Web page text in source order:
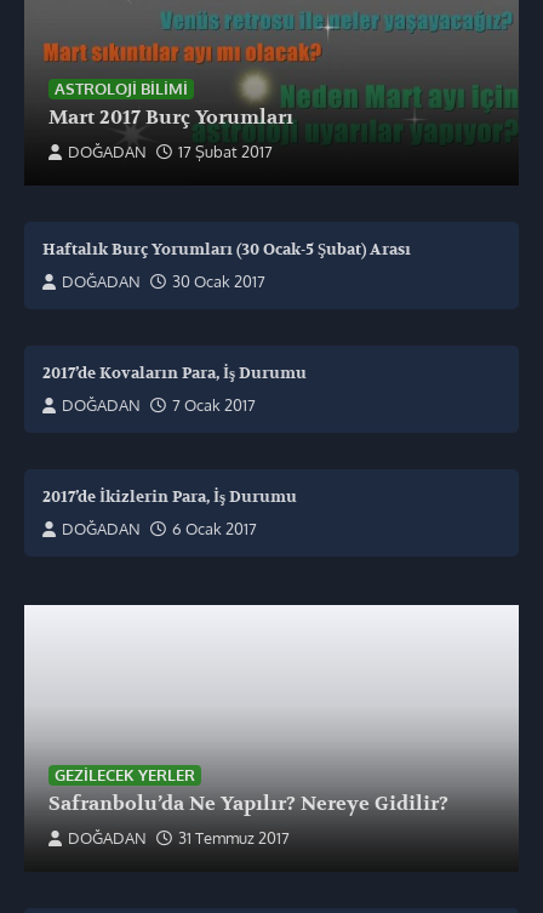
ASTROLOJI BILIMI
Mart 2017 Burç Yorumları
DOĞADAN 17 Şubat 2017
Haftalık Burç Yorumları (30 Ocak-5 Şubat) Arası
DOĞADAN
30 Ocak 2017
2017’de Kovaların Para, İş Durumu
DOĞADAN
7 Ocak 2017
2017’de İkizlerin Para, İş Durumu
DOĞADAN
6 Ocak 2017
GEZILECEK YERLER
Safranbolu’da Ne Yapılır? Nereye Gidilir?
DOĞADAN 31 Temmuz 2017